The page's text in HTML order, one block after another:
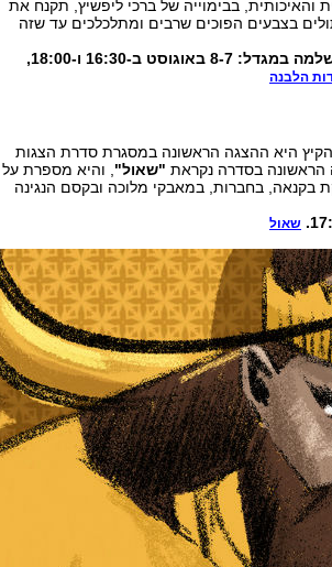
בבימוייה של ברכי ליפשיץ, תקנח את
בצבעים הפוכים שרבים ומתלכלכים עד שזה
הצרצר והנמלה: 20-17 ביולי ב-17:00, בת שלמה במגדל: 8-7 באוגוסט ב-16:30 ו-18:00,
הלבנה
היא ההצגה הראשונה במסגרת סדרת הצגות
הראשונה בסדרה נקראת "שאול" , והיא מספרת על
בקנאה, בחברות, במאבקי מלוכה ובקסם הנגינה
שאול